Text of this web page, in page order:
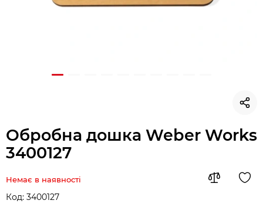
Обробна дошка Weber Works
3400127
Немає в наявності
Код: 3400127